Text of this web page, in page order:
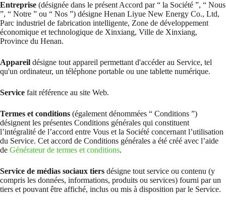
Entreprise (désignée dans le présent Accord par “ la Société ”, “ Nous
”, “ Notre ” ou “ Nos ”) désigne Henan Liyue New Energy Co., Ltd,
Parc industriel de fabrication intelligente, Zone de développement
économique et technologique de Xinxiang, Ville de Xinxiang,
Province du Henan.
Appareil désigne tout appareil permettant d'accéder au Service, tel
qu'un ordinateur, un téléphone portable ou une tablette numérique.
Service fait référence au site Web.
Termes et conditions (également dénommées “ Conditions ”)
désignent les présentes Conditions générales qui constituent
l’intégralité de l’accord entre Vous et la Société concernant l’utilisation
du Service. Cet accord de Conditions générales a été créé avec l’aide
de Générateur de termes et conditions.
Service de médias sociaux tiers désigne tout service ou contenu (y
compris les données, informations, produits ou services) fourni par un
tiers et pouvant être affiché, inclus ou mis à disposition par le Service.